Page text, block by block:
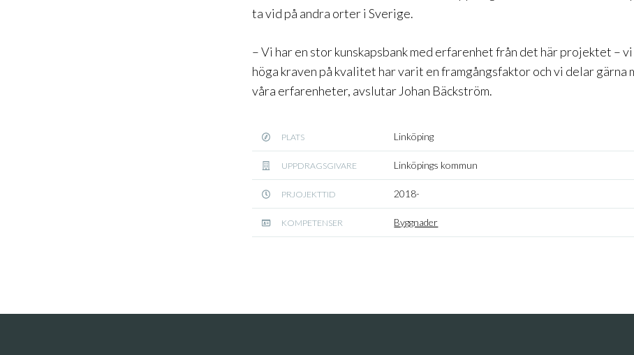
ta vid på andra orter i Sverige.
– Vi har en stor kunskapsbank med erfarenhet från det här projektet –
höga kraven på kvalitet har varit en framgångsfaktor och vi delar gärna
våra erfarenheter, avslutar Johan Bäckström.
PLATS Linköping
UPPDRAGSGIVARE Linköpings kommun
PRJOJEKTTID 2018-
KOMPETENSER Byggnader